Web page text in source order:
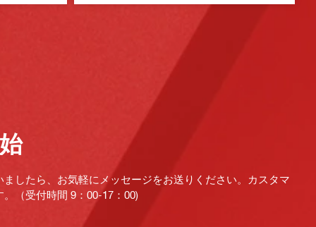
したら、お気軽にメッセージをお送りください。カスタマ
（受付時間 9：00-17：00)